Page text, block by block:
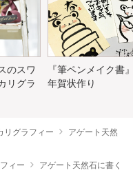
のスワ
リグラ
『筆ペンメイク書
年賀状作り
リグラフィー
アゲート天然
ィー
アゲート天然石に書く